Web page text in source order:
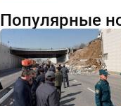
Популярные